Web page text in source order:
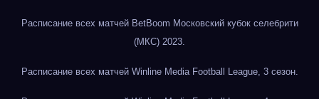
Расписание всех матчей BetBoom Московский кубок селебрити
(МКС) 2023.
Расписание всех матчей Winline Media Football League, 3 сезон.